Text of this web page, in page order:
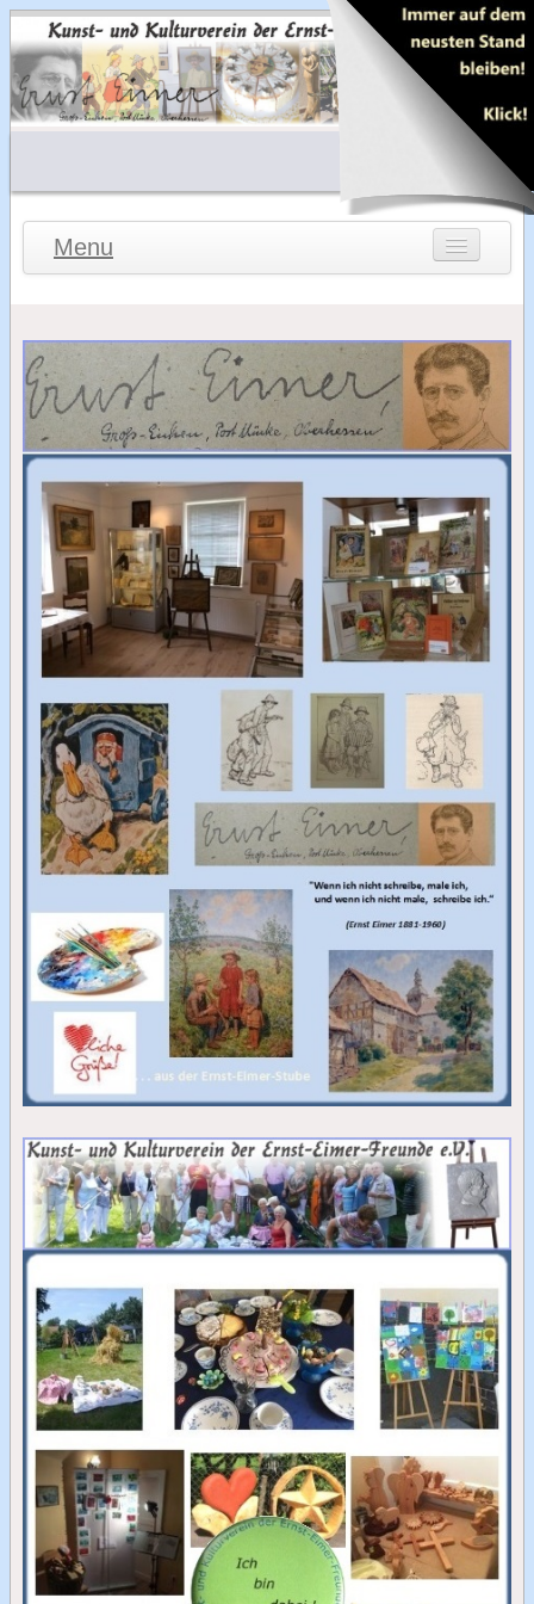
Menu
Kulturverein
Neues vom Verein
Bilder vom Verein
Fest der Erinnerungen
Lebenslauf
Zur Person
Bilder von Ernst Eimer
Das Ernst-Eimer-Album
Ernst-Eimer-Stube
Ausstellungen
Darmstadt 1908
Darmstadt 1917
Draußen das Leben
Zur Erheiterung
Berichte/Publizierungen
Vereins-Geburtstag
Anfahrt-Skizze
Gästebuch
Kontakt-Formular
Impressum
Datenschutz
Katalog